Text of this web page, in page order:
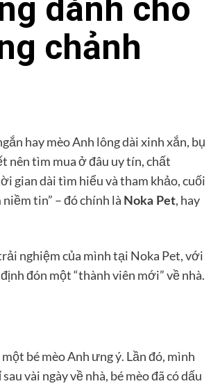
dành cho
chảnh
hay mèo Anh lông dài xinh xắn, bụ
nên tìm mua ở đâu uy tín, chất
gian dài tìm hiểu và tham khảo, cuối
tin” – đó chính là Noka Pet, hay
nghiệm của mình tại Noka Pet, với
đón một “thành viên mới” về nhà.
bé mèo Anh ưng ý. Lần đó, mình
vài ngày về nhà, bé mèo đã có dấu